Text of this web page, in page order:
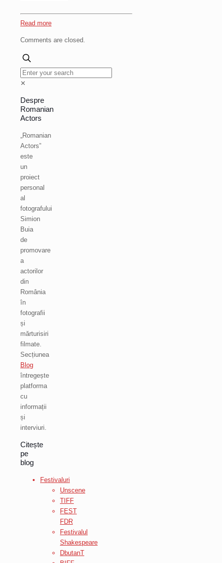
Read more
Comments are closed.
✕
Despre
Romanian
Actors
„Romanian
Actors”
este
un
proiect
personal
al
fotografului
Simion
Buia
de
promovare
a
actorilor
din
România
în
fotografii
și
mărturisiri
filmate.
Secțiunea
Blog
întregește
platforma
cu
informații
și
interviuri.
Citește
pe
blog
Festivaluri
Unscene
TIFF
FEST
FDR
Festivalul
Shakespeare
DbutanT